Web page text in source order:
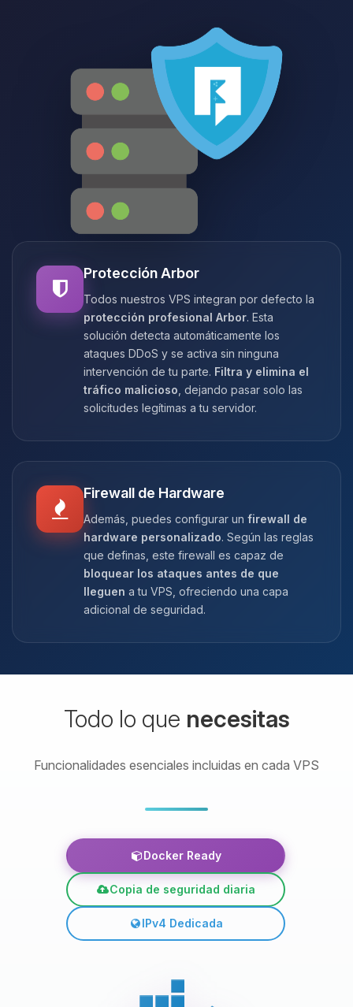
Protección Arbor
Todos nuestros VPS integran por defecto la
protección profesional Arbor. Esta
solución detecta automáticamente los
ataques DDoS y se activa sin ninguna
intervención de tu parte. Filtra y elimina el
tráfico malicioso , dejando pasar solo las
solicitudes legítimas a tu servidor.
Firewall de Hardware
Además, puedes configurar un firewall de
hardware personalizado. Según las reglas
que definas, este firewall es capaz de
bloquear los ataques antes de que
lleguen a tu VPS, ofreciendo una capa
adicional de seguridad.
Todo lo que necesitas
Funcionalidades esenciales incluidas en cada VPS
Docker Ready
Copia de seguridad diaria
IPv4 Dedicada